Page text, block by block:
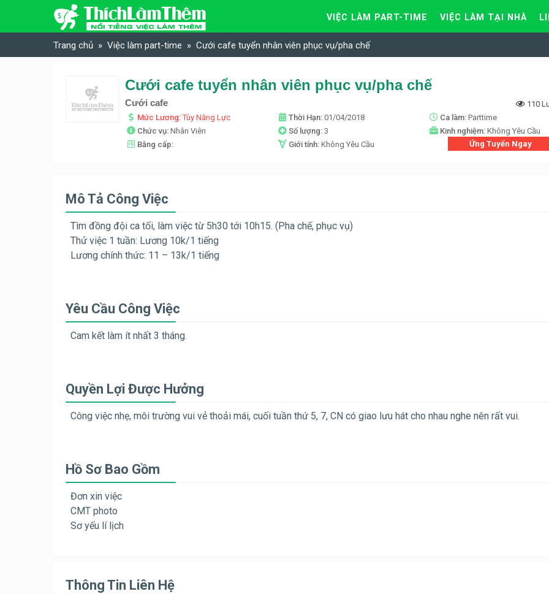
Skip to content
VIỆC LÀM PART-TIME VIỆC LÀM TẠI NHÀ
Trang chủ Việc làm part-time Cưới cafe tuyển nhân viên phục vụ/pha chế
Cưới cafe tuyển nhân viên phục vụ/pha chế
Cưới cafe
110
Mức Lương:Tùy Năng Lực Thời Hạn: 01/04/2018 Ca làm: Parttime
Chức vụ: Nhân Viên Số lượng: 3 Kinh nghiệm: Không Yêu Cầu
Bằng cấp:
Giới tính: Không Yêu Cầu Ứng Tuyển Ngay
Mô Tả Công Việc
Tìm đồng đội ca tối, làm việc từ 5h30 tới 10h15. (Pha chế, phục vụ)
Thử việc 1 tuần: Lương 10k/1 tiếng
Lương chính thức: 11 – 13k/1 tiếng
Yêu Cầu Công Việc
Cam kết làm ít nhất 3 tháng.
Quyền Lợi Được Hưởng
Công việc nhẹ, môi trường vui vẻ thoải mái, cuối tuần thứ 5, 7, CN có giao lưu hát cho nhau nghe nên rất vui.
Hồ Sơ Bao Gồm
Đơn xin việc
CMT photo
Sơ yếu lí lịch
Thông Tin Liên Hệ